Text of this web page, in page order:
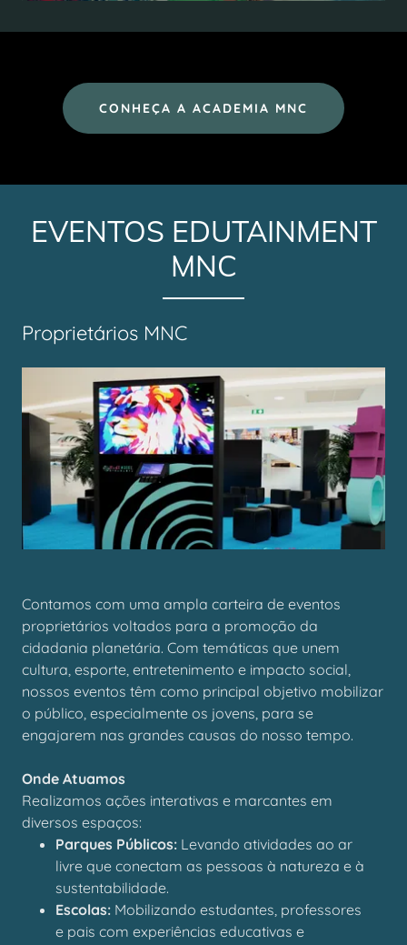
CONHEÇA A ACADEMIA MNC
EVENTOS EDUTAINMENT
MNC
Proprietários MNC
Contamos com uma ampla carteira de eventos
proprietários voltados para a promoção da
cidadania planetária. Com temáticas que unem
cultura, esporte, entretenimento e impacto social,
nossos eventos têm como principal objetivo mobilizar
o público, especialmente os jovens, para se
engajarem nas grandes causas do nosso tempo.
Onde Atuamos
Realizamos ações interativas e marcantes em
diversos espaços:
Parques Públicos:Levando atividades ao ar
livre que conectam as pessoas à natureza e à
sustentabilidade.
Escolas:Mobilizando estudantes, professores
e pais com experiências educativas e